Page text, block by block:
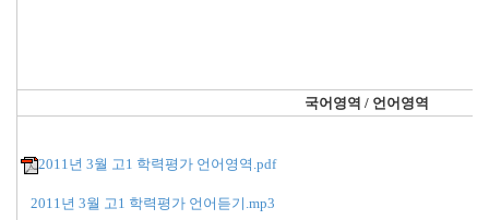
국어영역 / 언어영역
2011년 3월 고1 학력평가 언어영역.pdf
2011년 3월 고1 학력평가 언어듣기.mp3